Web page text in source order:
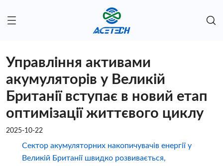
Управління активами
акумуляторів у Великій
Британії вступає в новий етап
оптимізації життєвого циклу
2025-10-22
Сектор акумуляторних накопичувачів енергії у
Великій Британії швидко розвивається,